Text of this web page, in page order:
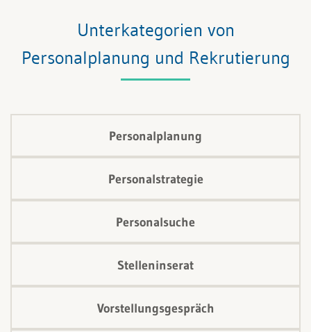
Unterkategorien von
Personalplanung und Rekrutierung
Personalplanung
Personalstrategie
Personalsuche
Stelleninserat
Vorstellungsgespräch